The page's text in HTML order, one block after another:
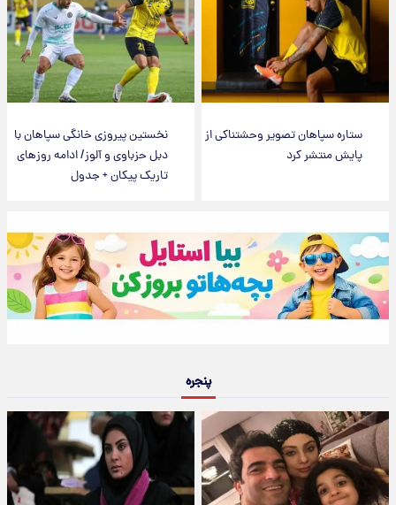
ستاره سپاهان تصویر وحشتناکی از
پایش منتشر کرد
نخستین پیروزی خانگی سپاهان با
دبل حزباوی و آلوز/ ادامه روزهای
تاریک پیکان + جدول
پنجره